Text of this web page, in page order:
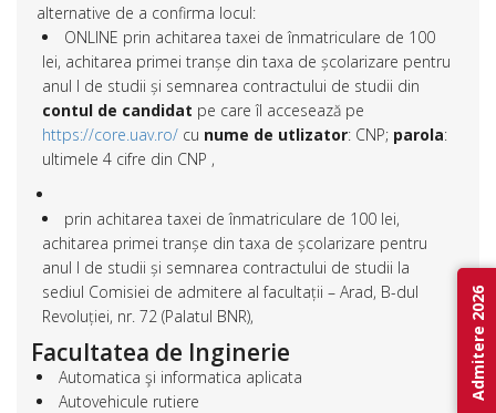
alternative de a confirma locul:
ONLINE prin achitarea taxei de înmatriculare de 100
lei, achitarea primei tranșe din taxa de școlarizare pentru
anul I de studii și semnarea contractului de studii din
contul de candidat pe care îl accesează pe
https://core.uav.ro/ cu nume de utlizator: CNP; parola:
ultimele 4 cifre din CNP ,
prin achitarea taxei de înmatriculare de 100 lei,
achitarea primei tranșe din taxa de școlarizare pentru
anul I de studii și semnarea contractului de studii la
sediul Comisiei de admitere al facultații – Arad, B-dul
Revoluției, nr. 72 (Palatul BNR),
Facultatea de Inginerie
Automatica şi informatica aplicata
Autovehicule rutiere
Admitere 2026